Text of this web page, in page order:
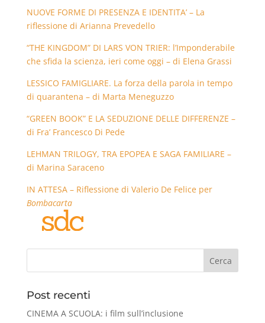
NUOVE FORME DI PRESENZA E IDENTITA’ – La
riflessione di Arianna Prevedello
“THE KINGDOM” DI LARS VON TRIER: l’Imponderabile
che sfida la scienza, ieri come oggi – di Elena Grassi
LESSICO FAMIGLIARE. La forza della parola in tempo
di quarantena – di Marta Meneguzzo
“GREEN BOOK” E LA SEDUZIONE DELLE DIFFERENZE –
di Fra’ Francesco Di Pede
LEHMAN TRILOGY, TRA EPOPEA E SAGA FAMILIARE –
di Marina Saraceno
IN ATTESA – Riflessione di Valerio De Felice per
Bombacarta
Cerca
Post recenti
CINEMA A SCUOLA: i film sull’inclusione